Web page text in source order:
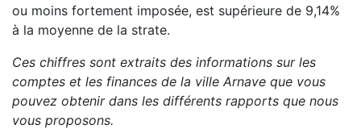
ou moins fortement imposée, est supérieure de 9,14%
à la moyenne de la strate.
Ces chiffres sont extraits des informations sur les
comptes et les finances de la ville Arnave que vous
pouvez obtenir dans les différents rapports que nous
vous proposons.